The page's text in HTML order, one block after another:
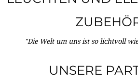
"Die Welt um uns ist so lichtvoll
UNSERE